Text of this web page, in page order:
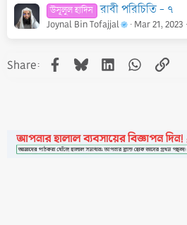
উসূলুল হাদিস রাবী পরিচিতি - ৭
Joynal Bin Tofajjal Mar 21, 2023
Share: Facebook
BlueskyLinkedInWhatsApp
Link